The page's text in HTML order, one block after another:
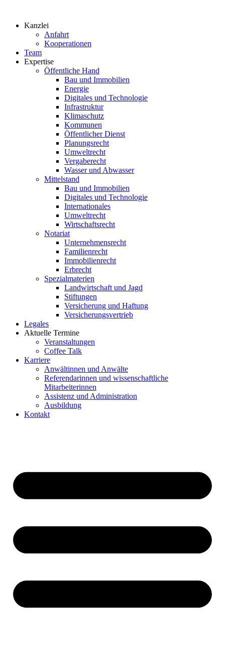
springenKanzlei
Anfahrt
Kooperationen
Team
Expertise
Öffentliche Hand
Bau und Immobilien
Energie
Digitales und Technologie
Infrastruktur
Klimaschutz
Kommunen
Öffentlicher Dienst
Planungsrecht
Umweltrecht
Vergaberecht
Wasser und Abwasser
Mittelstand
Bau und Immobilien
Digitales und Technologie
Internationales
Umweltrecht
Wirtschaftsrecht
Notariat
Unternehmensrecht
Familienrecht
Immobilienrecht
Erbrecht
Spezialmaterien
Landwirtschaft und Jagd
Stiftungen
Versicherung und Haftung
Versicherungsvertrieb
Legales
Aktuelle Termine
Veranstaltungen
Coffee Talk
Karriere
Anwältinnen und Anwälte
Referendarinnen und wissenschaftliche
Mitarbeiterinnen
Assistenz und Administration
Ausbildung
Kontakt